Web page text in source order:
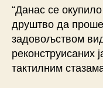
“Данас се
друштво да
задовољством
реконструисаних
тактилним